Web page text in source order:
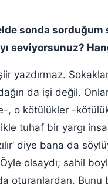
sonda
seviyorsunuz?
yazdırmaz.
da işi değil.
, o kötülükler -
tuhaf bir yargı
diye bana da
olsaydı; sahil
oturanlardan. Bunu